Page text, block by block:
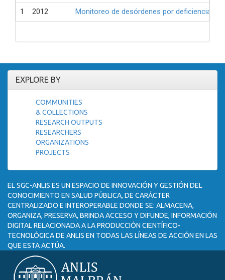
1 2012 Monitoreo de desórdenes por deficiencia
EXPLORE BY
COMMUNITIES
& COLLECTIONS
RESEARCH OUTPUTS
RESEARCHERS
ORGANIZATIONS
PROJECTS
EL SGC-ANLIS ES UN ESPACIO DE INNOVACIÓN Y GESTIÓN DEL
CONOCIMIENTO EN SALUD PÚBLICA, DE CARÁCTER
CENTRALIZADO E INTEROPERABLE DONDE SE: ALMACENA,
ORGANIZA, PRESERVA, BRINDA ACCESO Y DIFUNDE, INFORMACIÓN
DIGITAL RELACIONADA A LA PRODUCCIÓN CIENTÍFICO-
TECNOLÓGICA DE ANLIS EN TODAS LAS LÍNEAS DE ACCIÓN EN LAS
QUE ESTA ACTÚA.